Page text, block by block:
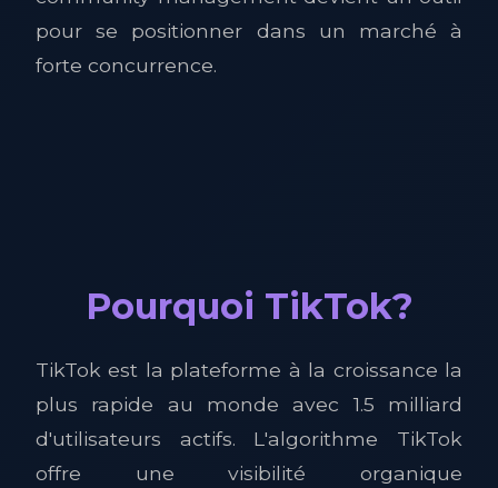
pour se positionner dans un marché à
forte concurrence.
Pourquoi TikTok?
TikTok est la plateforme à la croissance la
plus rapide au monde avec 1.5 milliard
d'utilisateurs actifs. L'algorithme TikTok
offre une visibilité organique